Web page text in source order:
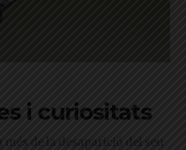
i curiositats
de la desaparició del seu